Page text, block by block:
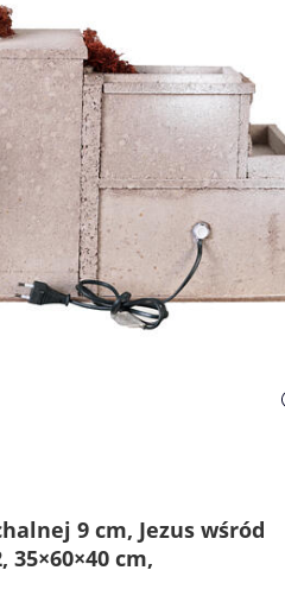
9 cm, Jezus wśród
35×60×40 cm,